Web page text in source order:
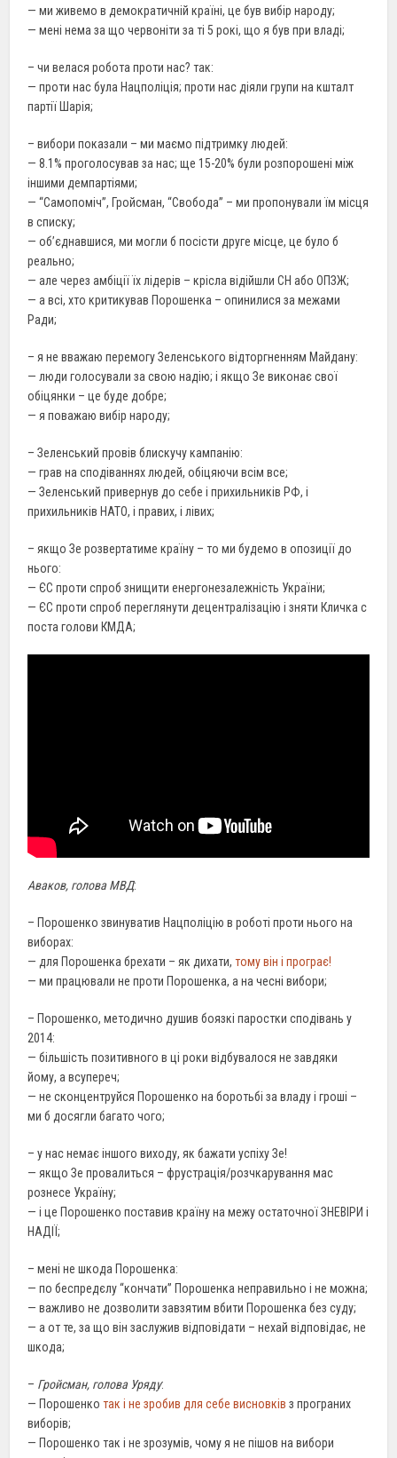
— ми живемо в демократичній країні, це був вибір народу;
— мені нема за що червоніти за ті 5 рокі, що я був при владі;
– чи велася робота проти нас? так:
— проти нас була Нацполіція; проти нас діяли групи на кшталт
партії Шарія;
– вибори показали – ми маємо підтримку людей:
— 8.1% проголосував за нас; ще 15-20% були розпорошені між
іншими демпартіями;
— “Самопоміч”, Гройсман, “Свобода” – ми пропонували їм місця
в списку;
— об’єднавшися, ми могли б посісти друге місце, це було б
реально;
— але через амбіції їх лідерів – крісла відійшли СН або ОПЗЖ;
— а всі, хто критикував Порошенка – опинилися за межами
Ради;
– я не вважаю перемогу Зеленського відторгненням Майдану:
— люди голосували за свою надію; і якщо Зе виконає свої
обіцянки – це буде добре;
— я поважаю вибір народу;
– Зеленський провів блискучу кампанію:
— грав на сподіваннях людей, обіцяючи всім все;
— Зеленський привернув до себе і прихильників РФ, і
прихильників НАТО, і правих, і лівих;
– якщо Зе розвертатиме країну – то ми будемо в опозиції до
нього:
— ЄС проти спроб знищити енергонезалежність України;
— ЄС проти спроб переглянути децентралізацію і зняти Кличка с
поста голови КМДА;
Аваков, голова МВД:
– Порошенко звинуватив Нацполіцію в роботі проти нього на
виборах:
— для Порошенка брехати – як дихати,тому він і програє!
— ми працювали не проти Порошенка, а на чесні вибори;
– Порошенко, методично душив боязкі паростки сподівань у
2014:
— більшість позитивного в ці роки відбувалося не завдяки
йому, а всупереч;
— не сконцентруйся Порошенко на боротьбі за владу і гроші –
ми б досягли багато чого;
– у нас немає іншого виходу, як бажати успіху Зе!
— якщо Зе провалиться – фрустрація/розчкарування мас
рознесе Україну;
— і це Порошенко поставив країну на межу остаточної ЗНЕВІРИ і
НАДІЇ;
– мені не шкода Порошенка:
— по беспредєлу “кончати” Порошенка неправильно і не можна;
— важливо не дозволити завзятим вбити Порошенка без суду;
— а от те, за що він заслужив відповідати – нехай відповідає, не
шкода;
– Гройсман, голова Уряду:
— Порошенкотак і не зробив для себе висновків з програних
виборів;
— Порошенко так і не зрозумів, чому я не пішов на вибори